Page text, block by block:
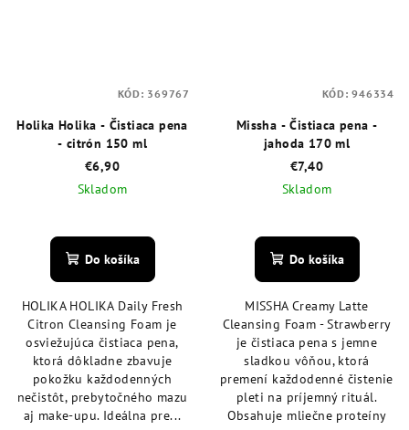
Holika Holika - Čistiaca pena
- citrón 150 ml
€6,90
Skladom
hodnotenie
produktu
z
5
hviezdičiek.
Do košíka
HOLIKA HOLIKA Daily Fresh
Citron Cleansing Foam je
osviežujúca čistiaca pena,
ktorá dôkladne zbavuje
pokožku každodenných
nečistôt, prebytočného mazu
aj make-upu. Ideálna pre...
KÓD: 369767
Missha - Čistiaca pena -
jahoda 170 ml
€7,40
Skladom
hodnotenie
produktu
z
5
hviezdičiek.
Do košíka
MISSHA Creamy Latte
Cleansing Foam - Strawberry
je čistiaca pena s jemne
sladkou vôňou, ktorá
premení každodenné čistenie
pleti na príjemný rituál.
Obsahuje mliečne proteíny
KÓD:946334